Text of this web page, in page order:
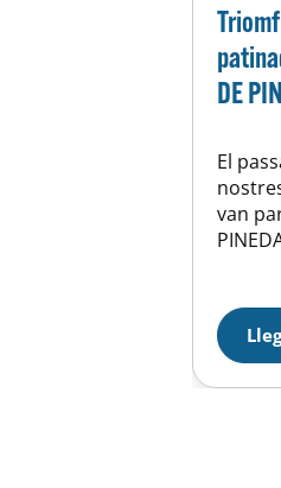
DE
El
van
vostre
Perez.